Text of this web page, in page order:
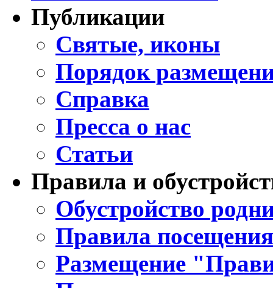
Публикации
Святые, иконы
Порядок
Справка
Пресса о нас
Статьи
Правила и
Обустройство
Правила
Размещение